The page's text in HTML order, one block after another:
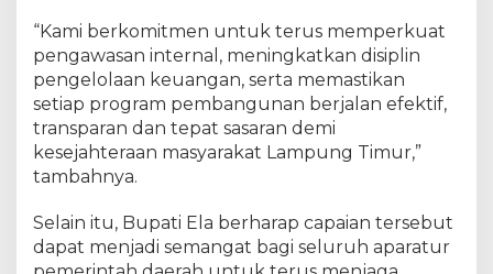
“Kami berkomitmen untuk terus memperkuat
pengawasan internal, meningkatkan disiplin
pengelolaan keuangan, serta memastikan
setiap program pembangunan berjalan efektif,
transparan dan tepat sasaran demi
kesejahteraan masyarakat Lampung Timur,”
tambahnya.
Selain itu, Bupati Ela berharap capaian tersebut
dapat menjadi semangat bagi seluruh aparatur